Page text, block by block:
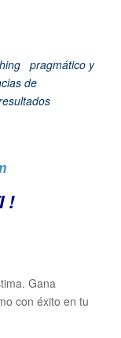
pragmático y
de
!
Gana
con éxito en tu